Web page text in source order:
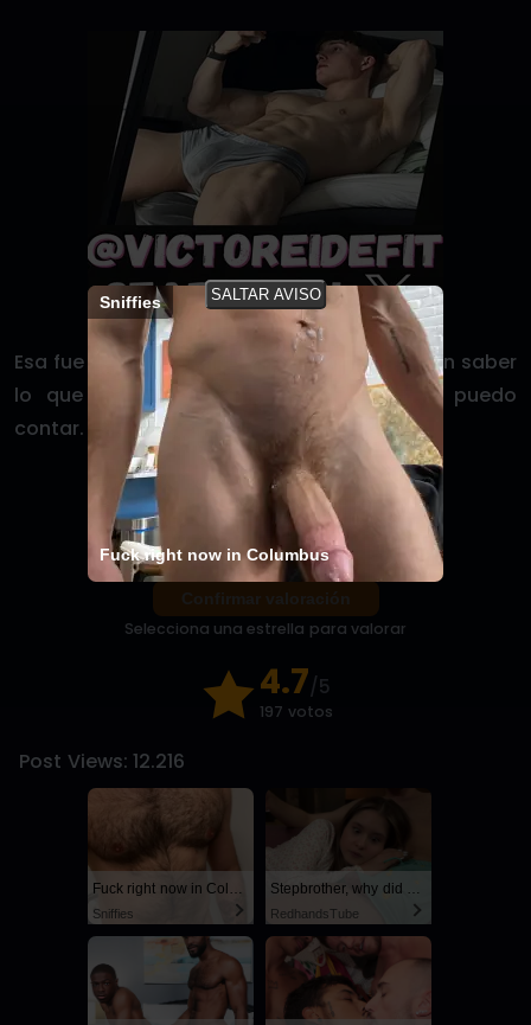
Esa fue mi experiencia con Andrés. Si quieren saber
lo que ocurrió con Mateo también, les puedo
contar.
¿Qué te pareció este relato?
Selecciona una estrella para valorar
4.7/5
197 votos
Post Views: 12.216
Fuck right now in Columbus
Sniffies
Stepbrother, why did you show me your dick? Now I want to fuck you with my wet pussy
RedhandsTube
Fuck right now in Columbus
Sniffies SALTAR AVISO